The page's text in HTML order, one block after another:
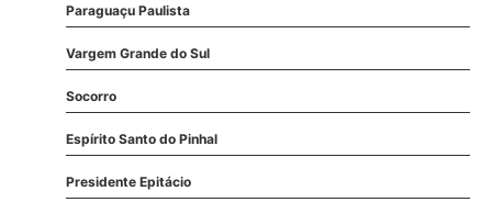
Paraguaçu Paulista
Vargem Grande do Sul
Socorro
Espírito Santo do Pinhal
Presidente Epitácio